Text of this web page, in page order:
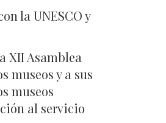
la UNESCO y
XII Asamblea
museos y a sus
museos
al servicio